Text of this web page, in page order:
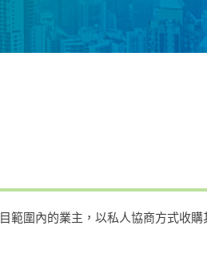
範圍內的業主，以私人協商方式收